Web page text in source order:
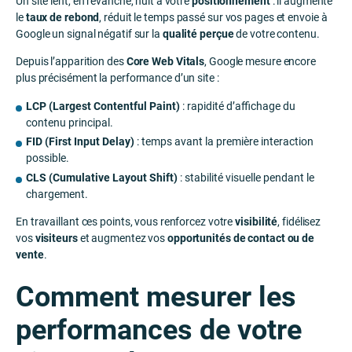
letaux de rebond, réduit le temps passé sur vos pages et envoie à
Google un signal négatif sur la qualité perçuede votre contenu.
Depuis l’apparition desCore Web Vitals, Google mesure encore
plus précisément la performance d’un site :
LCP (Largest Contentful Paint): rapidité d’affichage du
contenu principal.
FID (First Input Delay): temps avant la première interaction
possible.
CLS (Cumulative Layout Shift): stabilité visuelle pendant le
chargement.
En travaillant ces points, vous renforcez votrevisibilité, fidélisez
vosvisiteurset augmentez vosopportunités de contact ou de
vente.
Comment mesurer les
performances de votre